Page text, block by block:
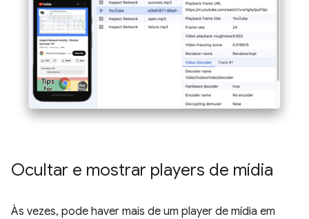
Ocultar e mostrar players de mídia
Às vezes, pode haver mais de um player de mídia em